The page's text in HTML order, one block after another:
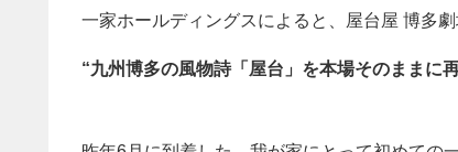
一家ホールディングスによると、屋台屋 博多
“九州博多の風物詩「屋台」を本場そのままに